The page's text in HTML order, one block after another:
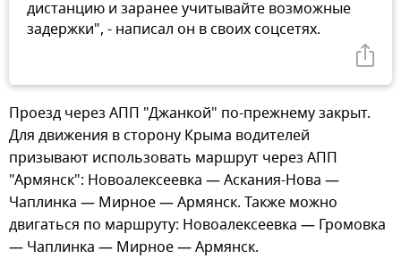
дистанцию и заранее учитывайте возможные
задержки", - написал он в своих соцсетях.
Проезд через АПП "Джанкой" по-прежнему закрыт.
Для движения в сторону Крыма водителей
призывают использовать маршрут через АПП
"Армянск": Новоалексеевка — Аскания-Нова —
Чаплинка — Мирное — Армянск. Также можно
двигаться по маршруту: Новоалексеевка — Громовка
— Чаплинка — Мирное — Армянск.